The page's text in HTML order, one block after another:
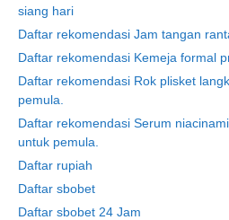
siang hari
Daftar rekomendasi Jam tangan
Daftar rekomendasi Kemeja formal
Daftar rekomendasi Rok plisket
pemula.
Daftar rekomendasi Serum
untuk pemula.
Daftar rupiah
Daftar sbobet
Daftar sbobet 24 Jam